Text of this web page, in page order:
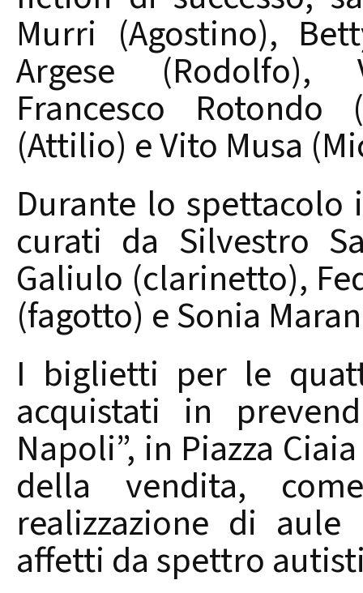
Murri (Agostino),
Argese (Rodolfo),
Francesco Rotondo
(Attilio) e Vito Musa
Durante lo
curati da Silvestro
Galiulo (clarinetto),
(fagotto) e Sonia
I biglietti per le
acquistati in
Napoli”, in Piazza
della vendita,
realizzazione di
affetti da spettro